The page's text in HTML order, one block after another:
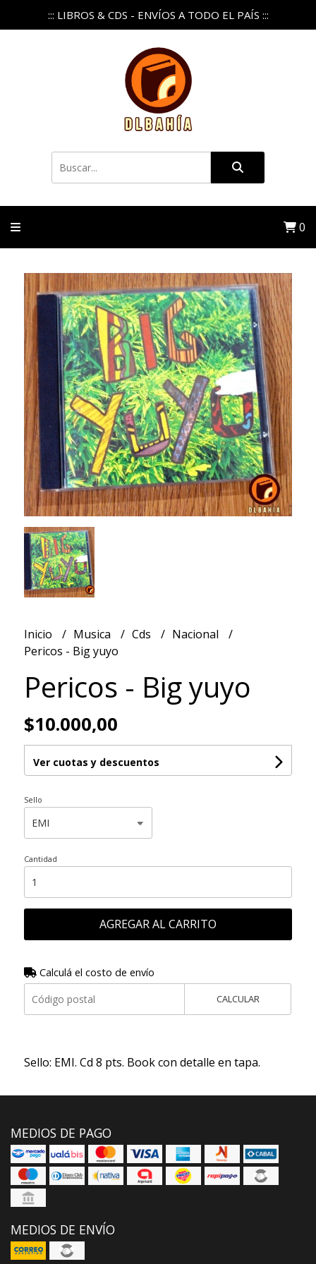
::: LIBROS & CDS - ENVÍOS A TODO EL PAÍS :::
0
Inicio Musica Cds
Nacional
Pericos - Big yuyo
Pericos - Big yuyo
$10.000,00
Ver cuotas y descuentos
Sello
Cantidad
AGREGAR AL CARRITO
Calculá el costo de envío
CALCULAR
Sello: EMI. Cd 8 pts. Book con detalle en tapa.
MEDIOS DE PAGO
MEDIOS DE ENVÍO